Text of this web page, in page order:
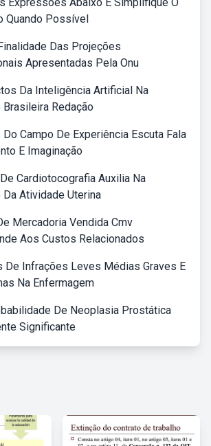
Quando Possível
Das Projeções
Apresentadas Pela Onu
Da Inteligência Artificial Na
Brasileira Redação
Campo De Experiência Escuta Fala
E Imaginação
Cardiotocografia Auxilia Na
Da Atividade Uterina
Mercadoria Vendida Cmv
Aos Custos Relacionados
De Infrações Leves Médias Graves E
Na Enfermagem
De Neoplasia Prostática
Significante